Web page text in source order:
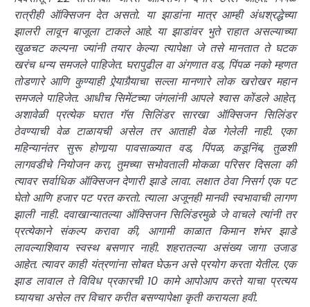
रात्रीही ऑक्सिजन देत असतो. या झाडांना मात्र आम्ही अंधश्रद्धेच्या
झालरी लावून बाजूला टाकले आहे. या झाडांवर भुते राहात असल्याच्या
खुळचट कल्पना ज्यांनी तयार केल्या त्यापेक्षा जे तसे मानतात ते घटक
खरंच धन्य समजले पाहिजेत. घरापुढील वा अंगणात वड, पिंपळ नको म्हणत
तोडणारे आणि कुण्याही ऐर्‍यागैर्‍याचा सल्ला मानणारे लोक खरोखर महान
समजले पाहिजेत. आधीच सिमेंटच्या जंगलांनी आपले श्वास कोंडले आहेत,
अशावेळी प्रत्येक घरात गॅस सिलिंडर सारखा ऑक्सिजन सिलिंडर
ठेवण्याची वेळ टाळायची असेल तर आताही वेळ गेलेली नाही. एका
महिन्यानंतर सुरू होणार्‍या पावसाळ्यात वड, पिंपळ, कडूनिंब, तुळशी
लागवडीचे नियोजन करा, तुमच्या सभोवताली मोकळा परिसर दिसला की
त्यावर सर्वाधिक ऑक्सिजन देणारी झाडे लावा. लक्षात ठेवा निसर्ग एक पट
घेतो आणि हजार पट परत करतो. त्याला अजूनही मानवी स्वभावाची लागण
झाली नाही. दवाखान्यातल्या ऑक्सिजन सिलिंडरमुळे जे वाचले त्यांनी तर
प्रत्येकाने संकल्प करावा की, आगामी काळात किमान शंभर झाडे
लावल्याशिवाय स्वस्थ बसणार नाही. शहरातल्या असंख्य जागा उजाड
आहेत. त्यावर काही यंत्रणांना सोबत घेऊन असे प्रयोग करता येतील. एक
झाड लावाल ते विविध प्रकारची 10 कामे आपोआप करते याचा प्रत्यय
घ्यायचा असेल तर विचार करीत बसण्यापेक्षा कृती करायला हवी.